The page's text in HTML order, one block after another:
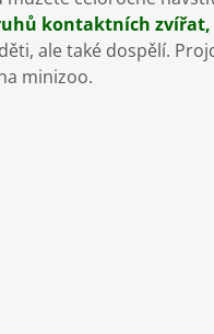
kontaktních zvířat,
ale také dospělí.
minizoo.